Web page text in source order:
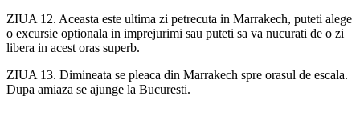
ZIUA 12. Aceasta este ultima zi petrecuta in Marrakech, puteti alege
o excursie optionala in imprejurimi sau puteti sa va nucurati de o zi
libera in acest oras superb.
ZIUA 13. Dimineata se pleaca din Marrakech spre orasul de escala.
Dupa amiaza se ajunge la Bucuresti.